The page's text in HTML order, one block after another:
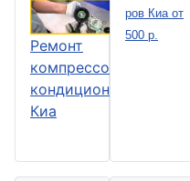
Ремонт
компрессоров
кондиционера
Киа
ров Киа от
500 р.